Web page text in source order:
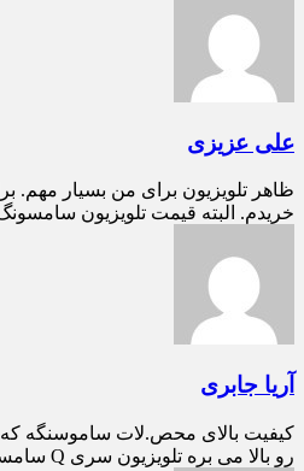
علی عزیزی
ظاهر تلویزیون برای من بسیار مهم.
خریدم. البته قیمت تلویزیون
آریا جابری
کیفیت بالای محص.لات ساموسنگه
رو بالا می بره تلویزیون سری Q سامسونگ بهترینن